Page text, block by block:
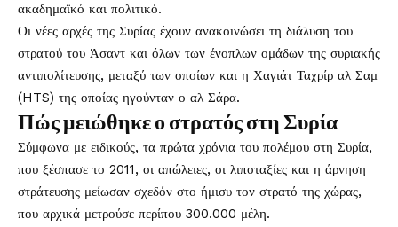
ακαδημαϊκό και πολιτικό.
Οι νέες αρχές της Συρίας έχουν ανακοινώσει τη διάλυση του
στρατού του Άσαντ και όλων των ένοπλων ομάδων της συριακής
αντιπολίτευσης, μεταξύ των οποίων και η Χαγιάτ Ταχρίρ αλ Σαμ
(HTS) της οποίας ηγούνταν ο αλ Σάρα.
Πώς μειώθηκε ο στρατός στη Συρία
Σύμφωνα με ειδικούς, τα πρώτα χρόνια του πολέμου στη Συρία,
που ξέσπασε το 2011, οι απώλειες, οι λιποταξίες και η άρνηση
στράτευσης μείωσαν σχεδόν στο ήμισυ τον στρατό της χώρας,
που αρχικά μετρούσε περίπου 300.000 μέλη.